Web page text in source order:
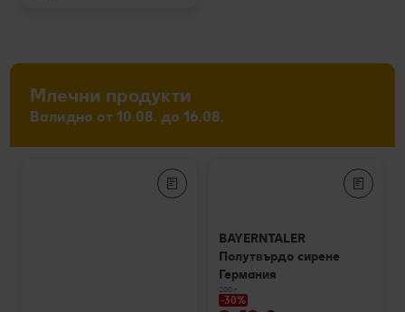
Млечни продукти
Валидно от 10.08. до 16.08.
BAYERNTALER
Полутвърдо сирене
Германия
200 г
-30%